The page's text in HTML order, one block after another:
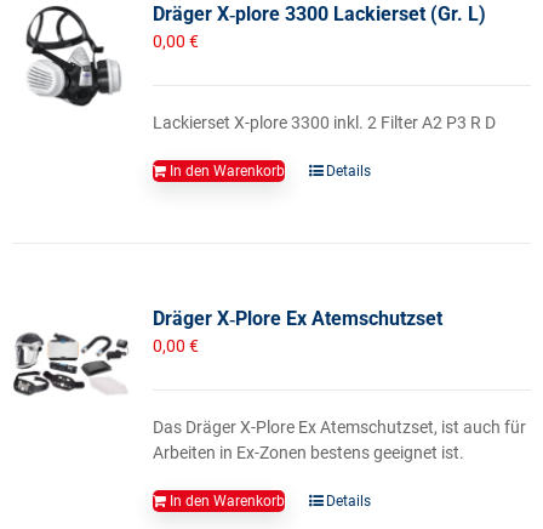
Dräger X‑plore 3300 Lackierset (Gr. L)
0,00 €
Lackierset X-plore 3300 inkl. 2 Filter A2 P3 R D
In den Warenkorb Details
Dräger X‑Plore Ex Atemschutzset
0,00 €
Das Dräger X-Plore Ex Atemschutzset, ist auch für
Arbeiten in Ex-Zonen bestens geeignet ist.
In den Warenkorb Details